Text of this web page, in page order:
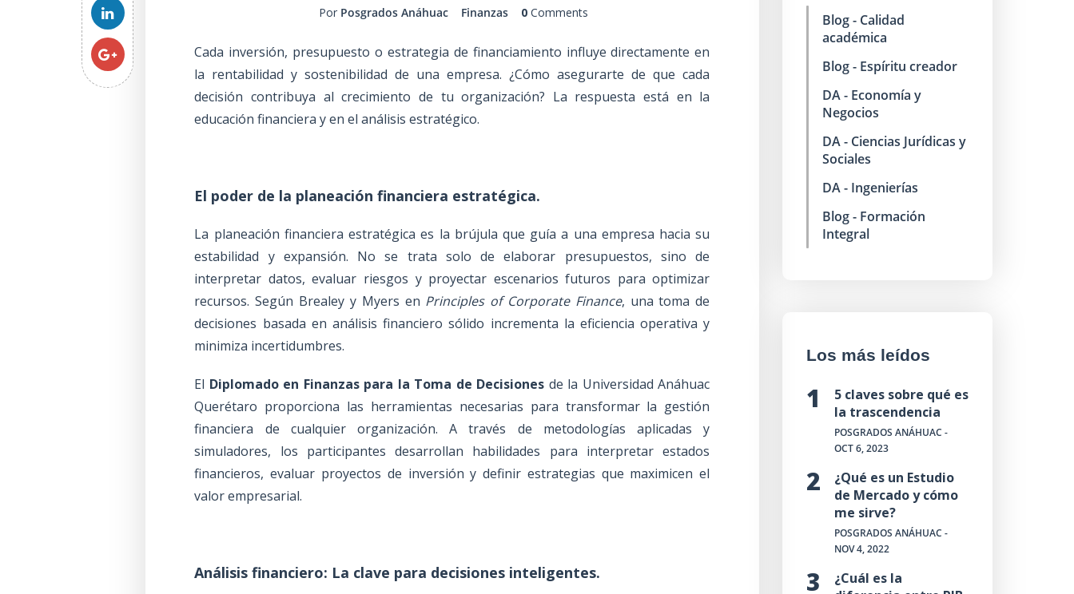
Por Posgrados Anáhuac Finanzas 0 Comments
Cada inversión, presupuesto o estrategia de financiamiento influye directamente en
la rentabilidad y sostenibilidad de una empresa. ¿Cómo asegurarte de que cada
decisión contribuya al crecimiento de tu organización? La respuesta está en la
educación financiera y en el análisis estratégico.
El poder de la planeación financiera estratégica.
La planeación financiera estratégica es la brújula que guía a una empresa hacia su
estabilidad y expansión. No se trata solo de elaborar presupuestos, sino de
interpretar datos, evaluar riesgos y proyectar escenarios futuros para optimizar
recursos. Según Brealey y Myers en Principles of Corporate Finance, una toma de
decisiones basada en análisis financiero sólido incrementa la eficiencia operativa y
minimiza incertidumbres.
El Diplomado en Finanzas para la Toma de Decisiones de la Universidad Anáhuac
Querétaro proporciona las herramientas necesarias para transformar la gestión
financiera de cualquier organización. A través de metodologías aplicadas y
simuladores, los participantes desarrollan habilidades para interpretar estados
financieros, evaluar proyectos de inversión y definir estrategias que maximicen el
valor empresarial.
Análisis financiero: La clave para decisiones inteligentes.
Blog - Calidad
académica
Blog - Espíritu creador
DA - Economía y
Negocios
DA - Ciencias Jurídicas y
Sociales
DA - Ingenierías
Blog - Formación
Integral
Los más leídos
5 claves sobre qué es
la trascendencia
POSGRADOS ANÁHUAC -
OCT 6, 2023
¿Qué es un Estudio
de Mercado y cómo
me sirve?
POSGRADOS ANÁHUAC -
NOV 4, 2022
¿Cuál es la